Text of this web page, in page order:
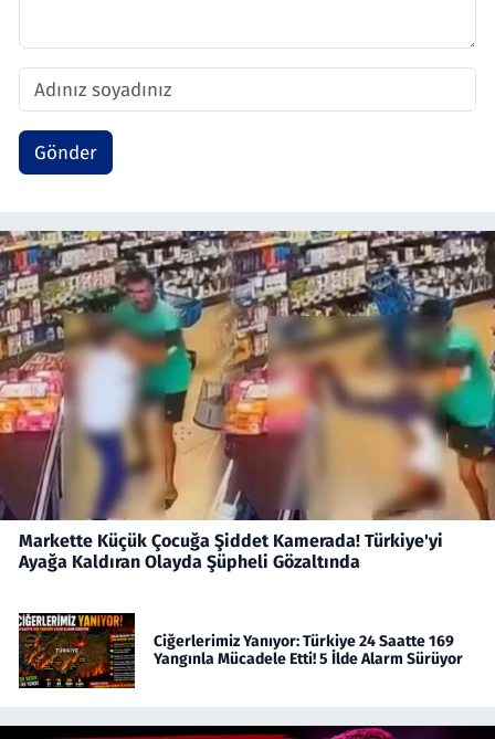
Gönder
Markette Küçük Çocuğa Şiddet Kamerada! Türkiye'yi
Ayağa Kaldıran Olayda Şüpheli Gözaltında
Ciğerlerimiz Yanıyor: Türkiye 24 Saatte 169
Yangınla Mücadele Etti! 5 İlde Alarm Sürüyor